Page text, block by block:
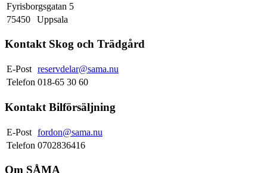
Fyrisborgsgatan 5
75450
Uppsala
Kontakt Skog och Trädgård
E-Post reservdelar@sama.nu
Telefon 018-65 30 60
Kontakt Bilförsäljning
E-Post fordon@sama.nu
Telefon 0702836416
Om SÅMA